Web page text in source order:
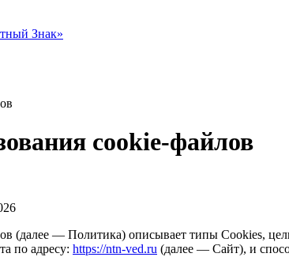
Знак»
cookie-файлов
(далее — Политика) описывает типы Cookies,
по адресу: https://ntn-ved.ru (далее — Сайт), и